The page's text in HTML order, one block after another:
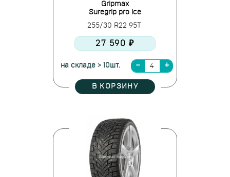
Gripmax
Suregrip pro ice
255/30 R22 95T
27 590 ₽
на складе > 10шт.
В КОРЗИНУ